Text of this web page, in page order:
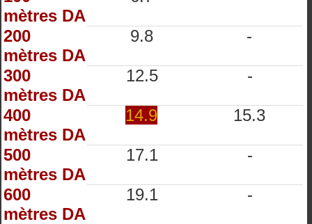
mètres DA
200
mètres DA
9.8 -
300
mètres DA
12.5 -
400
mètres DA
14.9 15.3
500
mètres DA
17.1 -
600
mètres DA
19.1 -